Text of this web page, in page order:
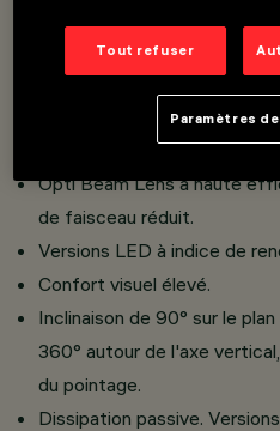
Connexion adaptateur - rail
enclenchement.
Réalisé en fonderie
thermoplastique.
Opti Beam Lens à haute
de faisceau réduit.
Versions LED à indice de
Confort visuel élevé.
Inclinaison de 90° sur le
360° autour de l'axe
du pointage.
Dissipation passive.
Tout refuser
Paramètres